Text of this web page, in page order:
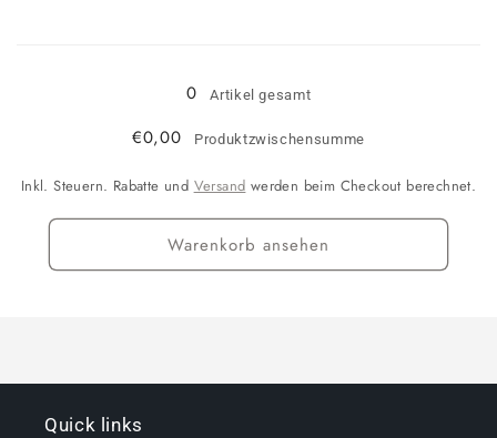
0 Artikel gesamt
€0,00 Produktzwischensumme
Inkl. Steuern. Rabatte und Versand werden beim Checkout berechnet.
Warenkorb ansehen
Quick links